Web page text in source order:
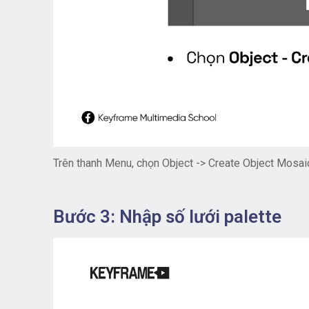
Trên thanh Menu, chọn Object -> Create Object
Bước 3: Nhập số lưới palette